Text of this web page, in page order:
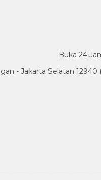
Buka 24
- Jakarta Selatan